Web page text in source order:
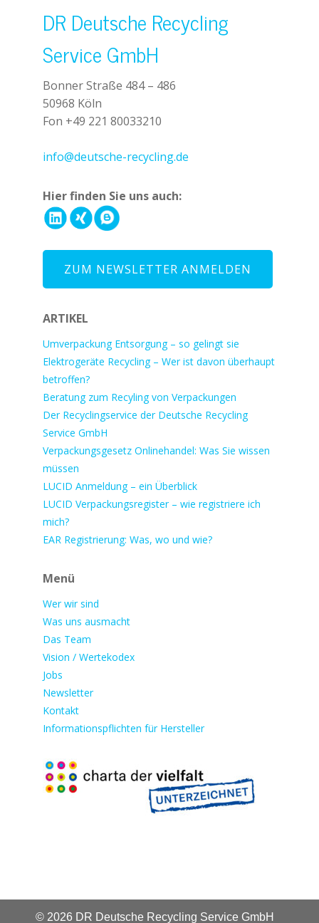
DR Deutsche Recycling
Service GmbH
Bonner Straße 484 – 486
50968 Köln
Fon +49 221 80033210
info@deutsche-recycling.de
Hier finden Sie uns auch:
ZUM NEWSLETTER ANMELDEN
ARTIKEL
Umverpackung Entsorgung – so gelingt sie
Elektrogeräte Recycling – Wer ist davon überhaupt
betroffen?
Beratung zum Recyling von Verpackungen
Der Recyclingservice der Deutsche Recycling
Service GmbH
Verpackungsgesetz Onlinehandel: Was Sie wissen
müssen
LUCID Anmeldung – ein Überblick
LUCID Verpackungsregister – wie registriere ich
mich?
EAR Registrierung: Was, wo und wie?
Menü
Wer wir sind
Was uns ausmacht
Das Team
Vision / Wertekodex
Jobs
Newsletter
Kontakt
Informationspflichten für Hersteller
© 2026 DR Deutsche Recycling Service GmbH